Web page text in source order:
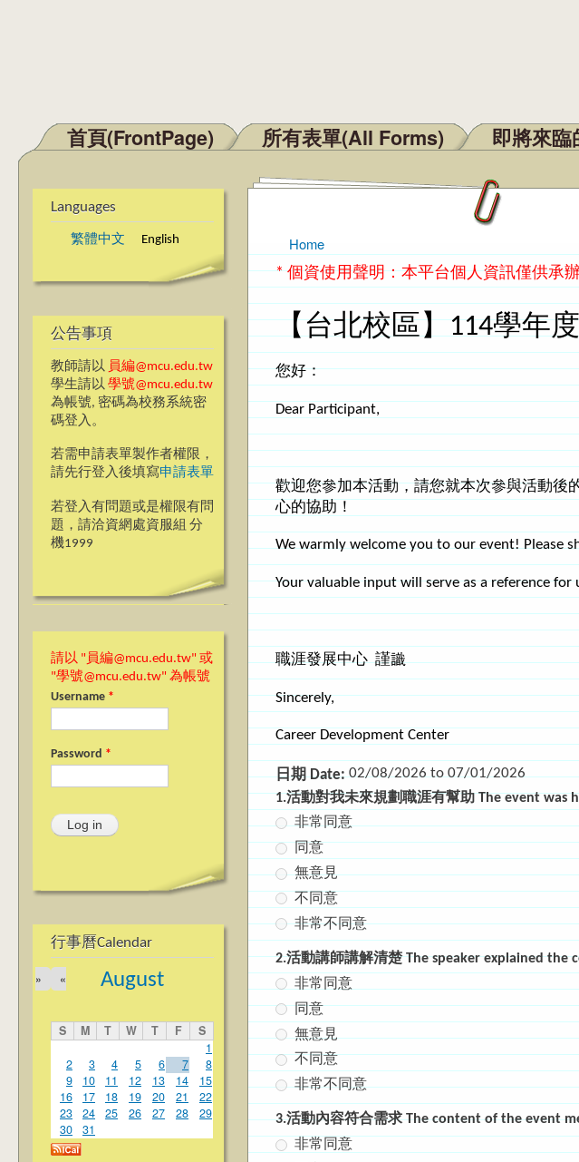
Main menu
首頁(FrontPage) 所有表單(All Forms) 即將來
Languages
繁體中文 English
公告事項
教師請以 員編@mcu.edu.tw
學生請以 學號@mcu.edu.tw
為帳號, 密碼為校務系統密
碼登入。
若需申請表單製作者權限，
請先行登入後填寫申請表單
若登入有問題或是權限有問
題，請洽資網處資服組 分
機1999
請以 "員編@mcu.edu.tw" 或
"學號@mcu.edu.tw" 為帳號
Username *
Password *
行事曆Calendar
August
«
»
S M T W T F
S
1
2
3 4 5 6 7
8
9
10 11 12 13 14
15
16
17 18 19 20 21
22
23
24 25 26 27 28
29
30
31
You are here
Home
* 個資使用聲明：本平台個人資訊僅供承
【台北校區】114學年
您好：
Dear Participant,
歡迎您參加本活動，請您就本次參與活動後
心的協助！
We warmly welcome you to our event! Please
Your valuable input will serve as a reference
職涯發展中心 謹識
Sincerely,
Career Development Center
日期 Date:02/08/2026to07/01/2026
1.活動對我未來規劃職涯有幫助 The event
非常同意
同意
無意見
不同意
非常不同意
2.活動講師講解清楚 The speaker explained the
非常同意
同意
無意見
不同意
非常不同意
3.活動內容符合需求 The content of the event
非常同意